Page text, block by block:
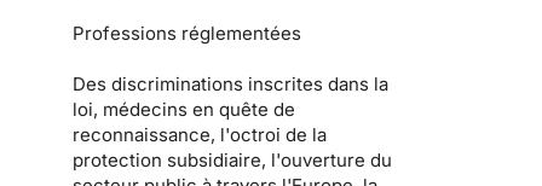
Professions réglementées
Des discriminations inscrites dans la
loi, médecins en quête de
reconnaissance, l'octroi de la
protection subsidiaire, l'ouverture du